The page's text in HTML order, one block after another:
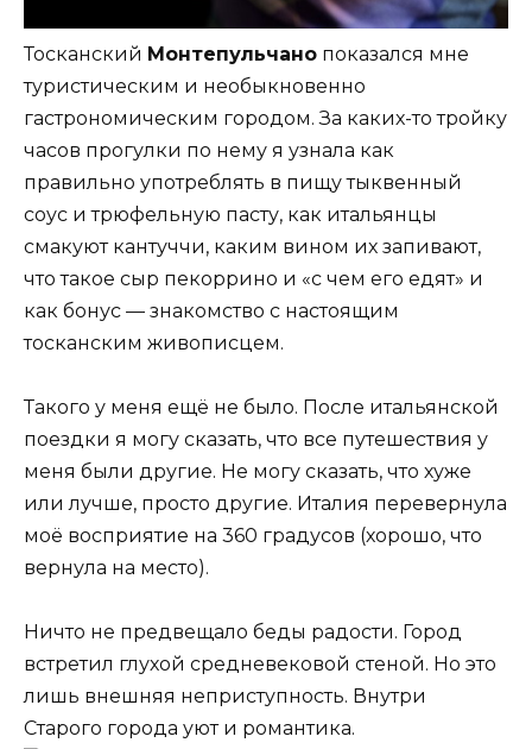
Тосканский Монтепульчано показался мне
туристическим и необыкновенно
гастрономическим городом. За каких-то тройку
часов прогулки по нему я узнала как
правильно употреблять в пищу тыквенный
соус и трюфельную пасту, как итальянцы
смакуют кантуччи, каким вином их запивают,
что такое сыр пекоррино и «с чем его едят» и
как бонус — знакомство с настоящим
тосканским живописцем.
Такого у меня ещё не было. После итальянской
поездки я могу сказать, что все путешествия у
меня были другие. Не могу сказать, что хуже
или лучше, просто другие. Италия перевернула
моё восприятие на 360 градусов (хорошо, что
вернула на место).
Ничто не предвещало беды радости. Город
встретил глухой средневековой стеной. Но это
лишь внешняя неприступность. Внутри
Старого города уют и романтика.